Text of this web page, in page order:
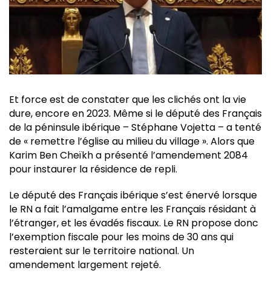
Et force est de constater que les clichés ont la vie
dure, encore en 2023. Même si le député des Français
de la péninsule ibérique – Stéphane Vojetta – a tenté
de « remettre l’église au milieu du village ». Alors que
Karim Ben Cheïkh a présenté l’amendement 2084
pour instaurer la résidence de repli.
Le député des Français ibérique s’est énervé lorsque
le RN a fait l’amalgame entre les Français résidant à
l’étranger, et les évadés fiscaux. Le RN propose donc
l’exemption fiscale pour les moins de 30 ans qui
resteraient sur le territoire national. Un
amendement largement rejeté.